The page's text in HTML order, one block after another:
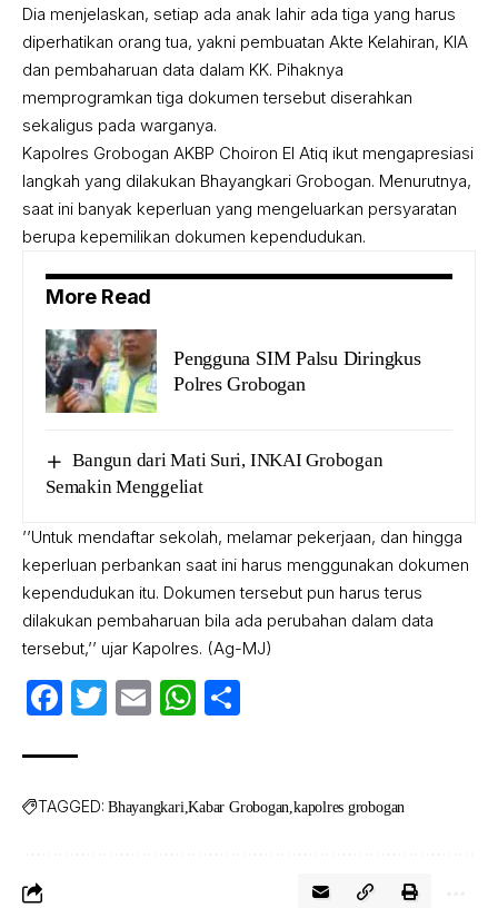
Dia menjelaskan, setiap ada anak lahir ada tiga yang harus
diperhatikan orang tua, yakni pembuatan Akte Kelahiran, KIA
dan pembaharuan data dalam KK. Pihaknya
memprogramkan tiga dokumen tersebut diserahkan
sekaligus pada warganya.
Kapolres Grobogan AKBP Choiron El Atiq ikut mengapresiasi
langkah yang dilakukan Bhayangkari Grobogan. Menurutnya,
saat ini banyak keperluan yang mengeluarkan persyaratan
berupa kepemilikan dokumen kependudukan.
More Read
Pengguna SIM Palsu Diringkus
Polres Grobogan
Bangun dari Mati Suri, INKAI Grobogan
Semakin Menggeliat
’’Untuk mendaftar sekolah, melamar pekerjaan, dan hingga
keperluan perbankan saat ini harus menggunakan dokumen
kependudukan itu. Dokumen tersebut pun harus terus
dilakukan pembaharuan bila ada perubahan dalam data
tersebut,’’ ujar Kapolres. (Ag-MJ)
Facebook
Twitter
EmailWhatsApp
TAGGED: Bhayangkari Kabar Grobogan kapolres grobogan